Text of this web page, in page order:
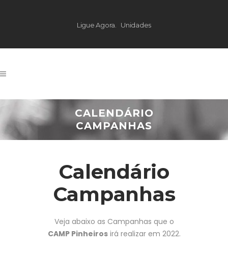
Ligue Agora. Unidades
CALENDÁRIO
CAMPANHAS
Calendário
Campanhas
Veja abaixo as Campanhas que o
CAMP Pinheirosirá realizar em 2022.